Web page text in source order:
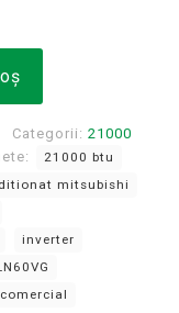
Categorii: 21000
21000 btu
mitsubishi
inverter